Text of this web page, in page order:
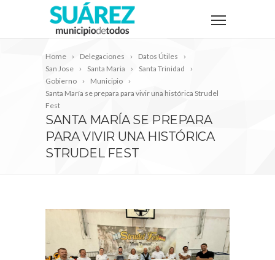
Home Delegaciones
Datos Útiles
San Jose
Santa Maria
Santa Trinidad
Gobierno
Municipio
Santa María se prepara para vivir una histórica Strudel
Fest
SANTA MARÍA SE PREPARA
PARA VIVIR UNA HISTÓRICA
STRUDEL FEST